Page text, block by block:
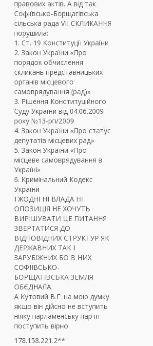
правових актів. А від так
Софіївсько-Борщагівська
сільська рада VII СКЛИКАННЯ
порушила:
1. Ст. 19 Конституції України
2. Закон України «Про
порядок обчислення
скликань представницьких
органів місцевого
самоврядування (рад)»
3. Рішення Конституційного
Суду України від 04.06.2009
року №13-рп/2009
4. Закон України «Про статус
депутатів місцевих рад»
5. Закон України «Про
місцеве самоврядування в
Україні»
6. Кримінальний Кодекс
України
І ЖОДНІ НІ ВЛАДА НІ
ОПОЗИЦІЯ НЕ ХОЧУТЬ
ВИРІШУВАТИ ЦЕ ПИТАННЯ
ЗВЕРТАТИСЯ ДО
ВІДПОВІДНИХ СТРУКТУР ЯК
ДЕРЖАВНИХ ТАК І
ЗАРУБІЖНИХ БО В НИХ
СОФІЇВСЬКО-
БОРЩАГІВСЬКА ЗЕМЛЯ
ОБЄДНАЛА.
А Кутовий В.Г. на мою думку
якщо він дійсно не вступить
ніяку парламенську партії
поступить вірно
178.158.221.2**